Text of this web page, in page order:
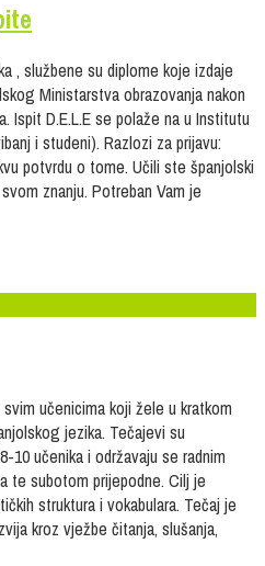
, službene su diplome koje izdaje
Ministarstva obrazovanja nakon
Ispit D.E.L.E se polaže na u Institutu
i studeni). Razlozi za prijavu:
potvrdu o tome. Učili ste španjolski
znanju. Potreban Vam je
učenicima koji žele u kratkom
jezika. Tečajevi su
10 učenika i održavaju se radnim
te subotom prijepodne. Cilj je
struktura i vokabulara. Tečaj je
kroz vježbe čitanja, slušanja,